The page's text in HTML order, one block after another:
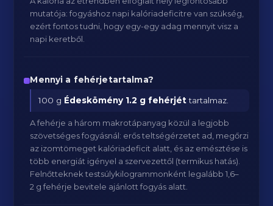
mutatója: fogyáshoz napi kalóriadeficitre van szükség,
ezért fontos tudni, hogy egy-egy adag mennyit visz a
napi keretből.
Mennyi a fehérjetartalma?
100 g Édeskömény 1.2 g fehérjéttartalmaz.
A fehérje a három makrotápanyag közül a legjobb
szövetséges fogyásnál: erős teltségérzetet ad, megőrzi
az izomtömeget kalóriadeficit alatt, és az emésztése is
több energiát igényel a szervezettől (termikus hatás).
Felnőtteknek testsúlykilogrammonként legalább 1,6–
2 g fehérje bevitele ajánlott fogyás alatt.